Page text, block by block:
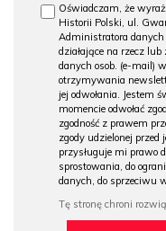
Oświadczam, że
Historii Polski, ul.
Administratora danych
działające na rzecz
danych osob. (e-mail)
otrzymywania
jej odwołania. Jestem
momencie odwołać
zgodność z prawem
zgody udzielonej
przysługuje mi prawo
sprostowania, do
danych, do sprzeciwu